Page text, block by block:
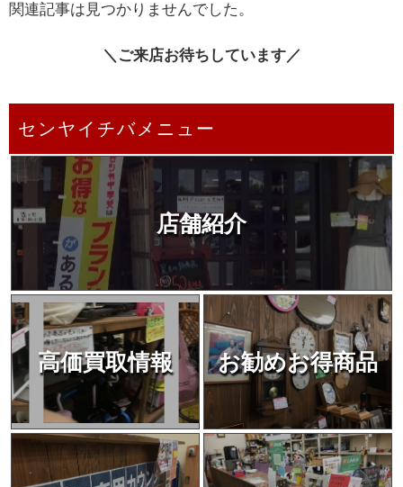
関連記事は見つかりませんでした。
＼ご来店お待ちしています／
センヤイチバメニュー
店舗紹介
高価買取情報 お勧めお得商品